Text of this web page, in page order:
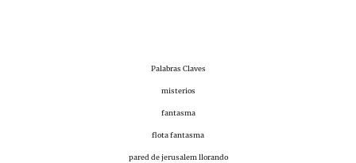
Palabras Claves
misterios
fantasma
flota fantasma
pared de jerusalem llorando